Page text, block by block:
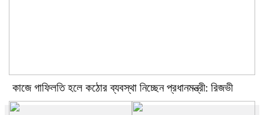
কাজে গাফিলতি হলে কঠোর ব্যবস্থা নিচ্ছেন প্রধানমন্ত্রী: রিজভী